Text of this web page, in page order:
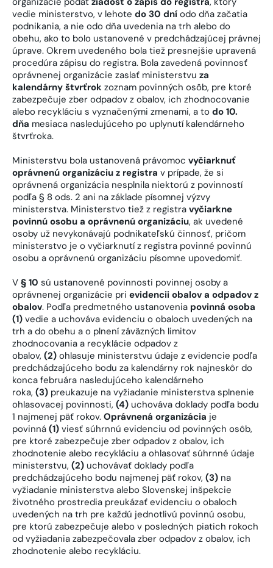
vedie ministerstvo, v lehote do 30 dní odo dňa začatia
podnikania, a nie odo dňa uvedenia na trh alebo do
obehu, ako to bolo ustanovené v predchádzajúcej právnej
úprave. Okrem uvedeného bola tiež presnejšie upravená
procedúra zápisu do registra. Bola zavedená povinnosť
oprávnenej organizácie zaslať ministerstvu za
kalendárny štvrťrok zoznam povinných osôb, pre ktoré
zabezpečuje zber odpadov z obalov, ich zhodnocovanie
alebo recykláciu s vyznačenými zmenami, a to do 10.
dňa mesiaca nasledujúceho po uplynutí kalendárneho
štvrťroka.
Ministerstvu bola ustanovená právomoc vyčiarknuť
oprávnenú organizáciu z registra v prípade, že si
oprávnená organizácia nesplnila niektorú z povinností
podľa § 8 ods. 2 ani na základe písomnej výzvy
ministerstva. Ministerstvo tiež z registra vyčiarkne
povinnú osobu a oprávnenú organizáciu, ak uvedené
osoby už nevykonávajú podnikateľskú činnosť, pričom
ministerstvo je o vyčiarknutí z registra povinné povinnú
osobu a oprávnenú organizáciu písomne upovedomiť.
V § 10 sú ustanovené povinnosti povinnej osoby a
oprávnenej organizácie pri evidencii obalov a odpadov z
obalov. Podľa predmetného ustanovenia povinná osoba
(1) vedie a uchováva evidenciu o obaloch uvedených na
trh a do obehu a o plnení záväzných limitov
zhodnocovania a recyklácie odpadov z
obalov, (2) ohlasuje ministerstvu údaje z evidencie podľa
predchádzajúceho bodu za kalendárny rok najneskôr do
konca februára nasledujúceho kalendárneho
roka, (3) preukazuje na vyžiadanie ministerstva splnenie
ohlasovacej povinnosti, (4) uchováva doklady podľa bodu
1 najmenej päť rokov. Oprávnená organizácia je
povinná (1) viesť súhrnnú evidenciu od povinných osôb,
pre ktoré zabezpečuje zber odpadov z obalov, ich
zhodnotenie alebo recykláciu a ohlasovať súhrnné údaje
ministerstvu, (2) uchovávať doklady podľa
predchádzajúceho bodu najmenej päť rokov, (3) na
vyžiadanie ministerstva alebo Slovenskej inšpekcie
životného prostredia preukázať evidenciu o obaloch
uvedených na trh pre každú jednotlivú povinnú osobu,
pre ktorú zabezpečuje alebo v posledných piatich rokoch
od vyžiadania zabezpečovala zber odpadov z obalov, ich
zhodnotenie alebo recykláciu.